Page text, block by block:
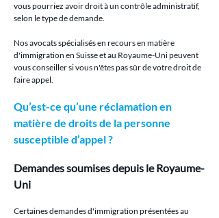
vous pourriez avoir droit à un contrôle administratif,
selon le type de demande.
Nos avocats spécialisés en recours en matière
d'immigration en Suisse et au Royaume-Uni peuvent
vous conseiller si vous n'êtes pas sûr de votre droit de
faire appel.
Qu’est-ce qu’une réclamation en
matière de droits de la personne
susceptible d’appel ?
Demandes soumises depuis le Royaume-
Uni
Certaines demandes d'immigration présentées au